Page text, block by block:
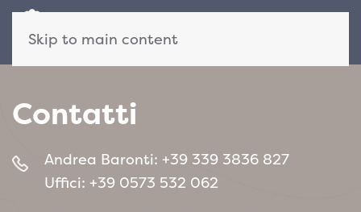
Skip to main content
Contatti
Andrea Baronti: +39 339 3836 827
Uffici: +39 0573 532 062